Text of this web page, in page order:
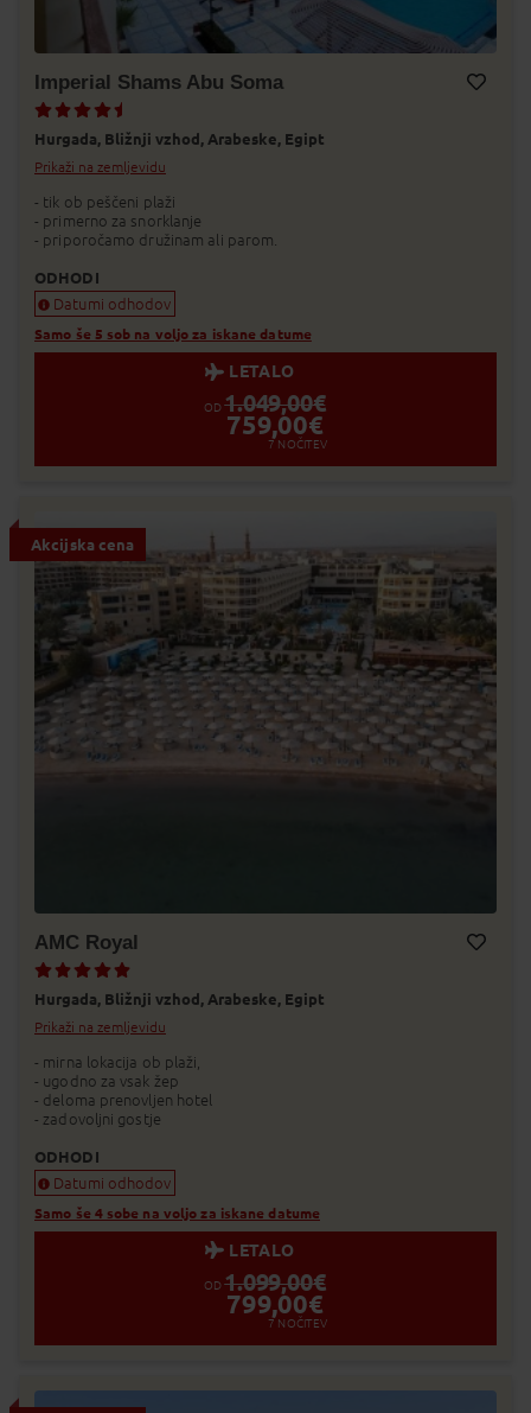
Imperial Shams Abu Soma
Hurgada, Bližnji vzhod, Arabeske, Egipt
Prikaži na zemljevidu
- tik ob peščeni plaži
- primerno za snorklanje
- priporočamo družinam ali parom.
ODHODI
Datumi odhodov
Samo še 5 sob na voljo za iskane datume
LETALO
OD1.049,00€
759,00€
7 NOČITEV
Akcijska cena
AMC Royal
Hurgada, Bližnji vzhod, Arabeske, Egipt
Prikaži na zemljevidu
- mirna lokacija ob plaži,
- ugodno za vsak žep
- deloma prenovljen hotel
- zadovoljni gostje
ODHODI
Datumi odhodov
Samo še 4 sobe na voljo za iskane datume
LETALO
OD1.099,00€
799,00€
7 NOČITEV